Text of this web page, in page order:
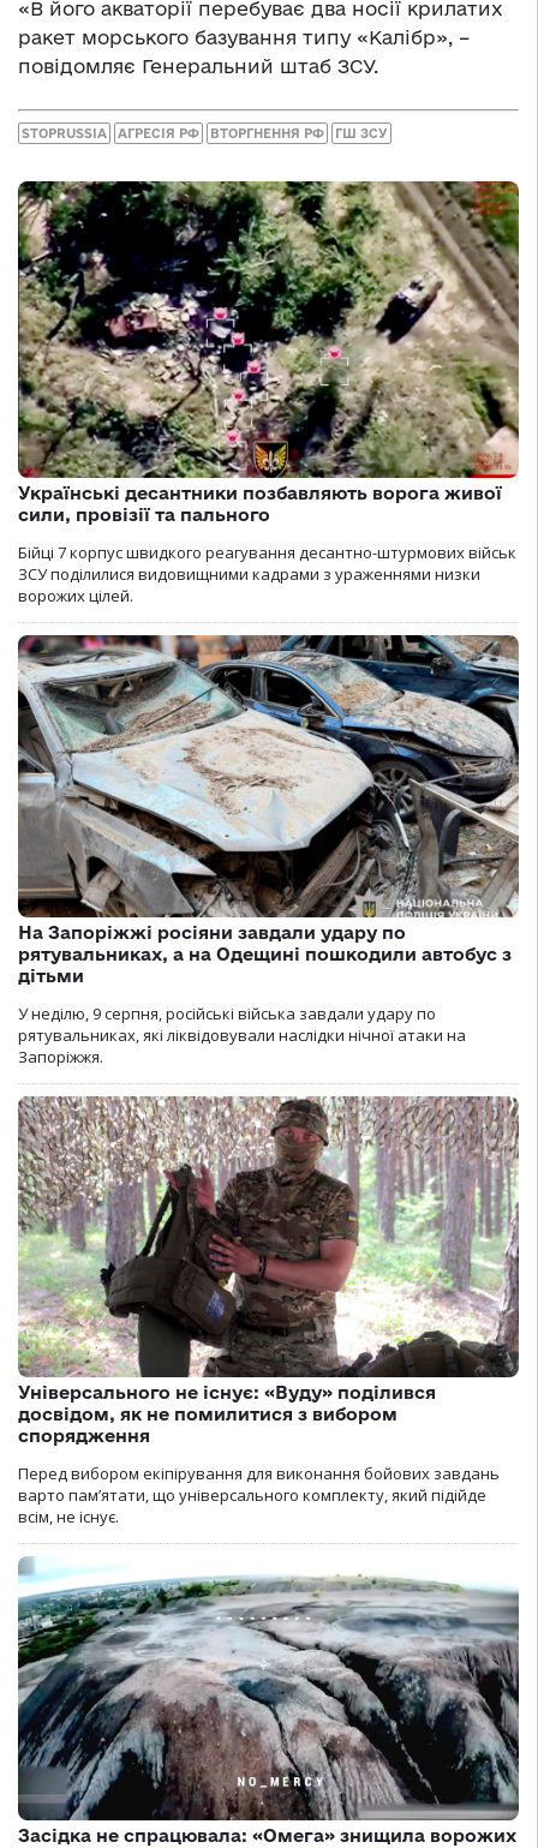
«В його акваторії перебуває два носії крилатих
ракет морського базування типу «Калібр», –
повідомляє Генеральний штаб ЗСУ.
STOPRUSSIA АГРЕСІЯ РФ ВТОРГНЕННЯ РФ ГШ ЗСУ
Українські десантники позбавляють ворога живої
сили, провізії та пального
Бійці 7 корпус швидкого реагування десантно-штурмових військ
ЗСУ поділилися видовищними кадрами з ураженнями низки
ворожих цілей.
На Запоріжжі росіяни завдали удару по
рятувальниках, а на Одещині пошкодили автобус з
дітьми
У неділю, 9 серпня, російські війська завдали удару по
рятувальниках, які ліквідовували наслідки нічної атаки на
Запоріжжя.
Універсального не існує: «Вуду» поділився
досвідом, як не помилитися з вибором
спорядження
Перед вибором екіпірування для виконання бойових завдань
варто пам’ятати, що універсального комплекту, який підійде
всім, не існує.
Засідка не спрацювала: «Омега» знищила ворожих